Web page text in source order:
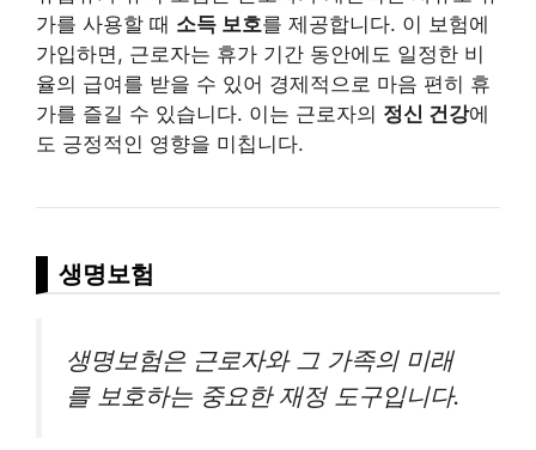
가를 사용할 때 소득 보호를 제공합니다. 이 보험에
가입하면, 근로자는 휴가 기간 동안에도 일정한 비
율의 급여를 받을 수 있어 경제적으로 마음 편히 휴
가를 즐길 수 있습니다. 이는 근로자의 정신 건강에
도 긍정적인 영향을 미칩니다.
생명보험
생명보험은 근로자와 그 가족의 미래
를 보호하는 중요한 재정 도구입니다.